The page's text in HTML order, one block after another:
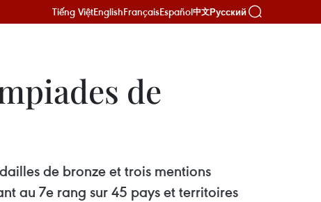
Tiếng ViệtEnglishFrançaisEspañol中文Русский
de
de bronze et trois mentions
au 7e rang sur 45 pays et territoires